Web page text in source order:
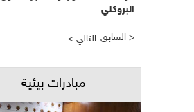
البروكلي
< التالي السابق >
مبادرات بيئية